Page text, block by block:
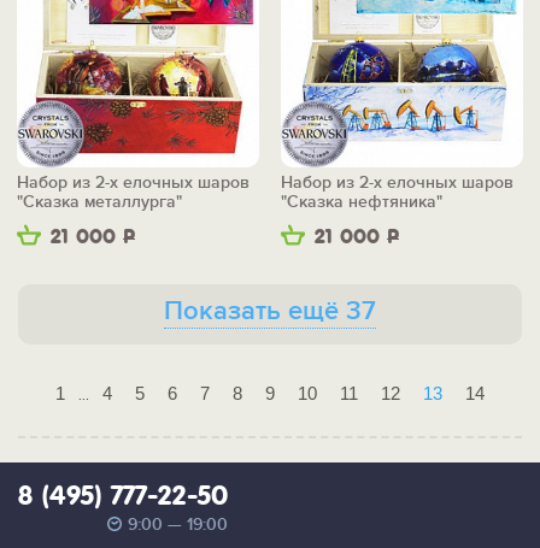
21 000 Р
Набор из 2-х елочных шаров
"Сказка металлурга"
21 000 Р
Набор из 2-х елочных шаров
"Сказка нефтяника"
Показать ещё 37
1 ... 4 5 6 7 8 9 10 11 12 13 14
8 (495) 777-22-50
9:00 — 19:00